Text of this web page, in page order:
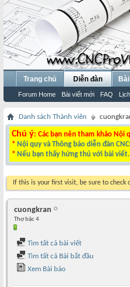
Trang chủ Diễn đàn
Forum Home Bài viết mới FAQ Lịch
Danh sách Thành viên
Chú ý: Các bạn nên tham khảo
* Nội quy và Thông báo diễn đàn
* Nếu bạn thấy hứng thú với bài viết.
If this is your first visit, be sure to check
cuongkran
Thợ bậc 4
Tìm tất cả bài viết
Tìm tất cả Bài bắt đầu
Xem Bài báo